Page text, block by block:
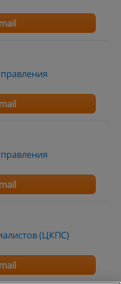
(ЦКПС)